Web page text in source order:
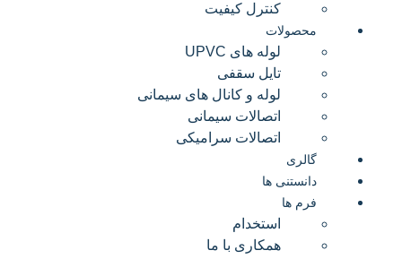
کنترل کیفیت
محصولات
لوله های UPVC
تایل سقفی
لوله و کانال های سیمانی
اتصالات سیمانی
اتصالات سرامیکی
گالری
دانستنی ها
فرم ها
استخدام
همکاری با ما